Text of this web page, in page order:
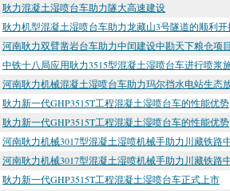
耿力混凝土湿喷台车助力隧大高速建设
耿力机型混凝土湿喷台车助力龙藏山3号隧道的顺利开
河南耿力双臂凿岩台车助力中闰建设中勘天下粮仓项
中铁十八局应用耿力3515型混凝土湿喷台车进行喷
河南耿力机械混凝土湿喷台车助力玛尔挡水电站生态
耿力新一代GHP3515T工程混凝土湿喷台车的性能优势
耿力新一代GHP3515T工程混凝土湿喷台车的性能优势
河南耿力机械3017型混凝土湿喷机械手助力川藏铁路
河南耿力机械3017型混凝土湿喷机械手助力川藏铁路
耿力新一代GHP3515T工程混凝土湿喷台车正式上市